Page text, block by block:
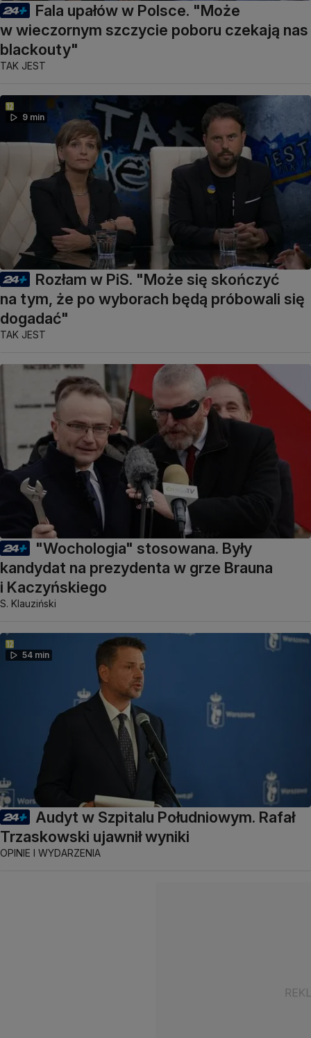
Fala upałów w Polsce. "Może
w wieczornym szczycie poboru czekają nas
blackouty"
TAK JEST
9 min
Rozłam w PiS. "Może się skończyć
na tym, że po wyborach będą próbowali się
dogadać"
TAK JEST
"Wochologia" stosowana. Były
kandydat na prezydenta w grze Brauna
i Kaczyńskiego
S. Klauziński
54 min
Audyt w Szpitalu Południowym. Rafał
Trzaskowski ujawnił wyniki
OPINIE I WYDARZENIA